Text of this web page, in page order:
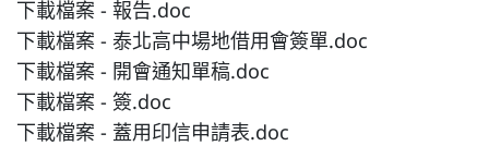
下載檔案 - 報告.doc
下載檔案 - 泰北高中場地借用會簽單.doc
下載檔案 - 開會通知單稿.doc
下載檔案 - 簽.doc
下載檔案 - 蓋用印信申請表.doc
技術型高中
雙語國中部